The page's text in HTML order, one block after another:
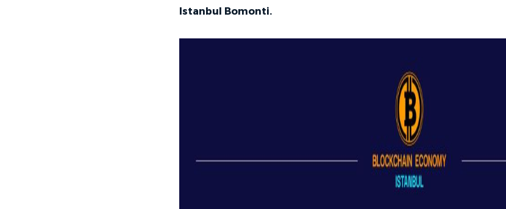
Istanbul Bomonti.